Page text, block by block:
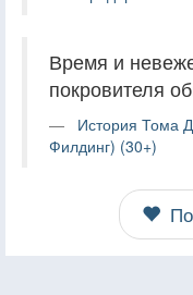
Время и
покровителя
История Тома
Филдинг) (30+)